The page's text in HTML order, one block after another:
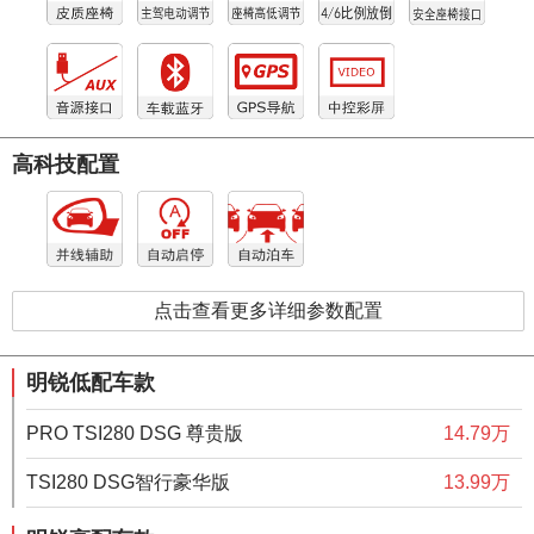
高科技配置
点击查看更多详细参数配置
明锐低配车款
PRO TSI280 DSG 尊贵版 14.79万
TSI280 DSG智行豪华版 13.99万